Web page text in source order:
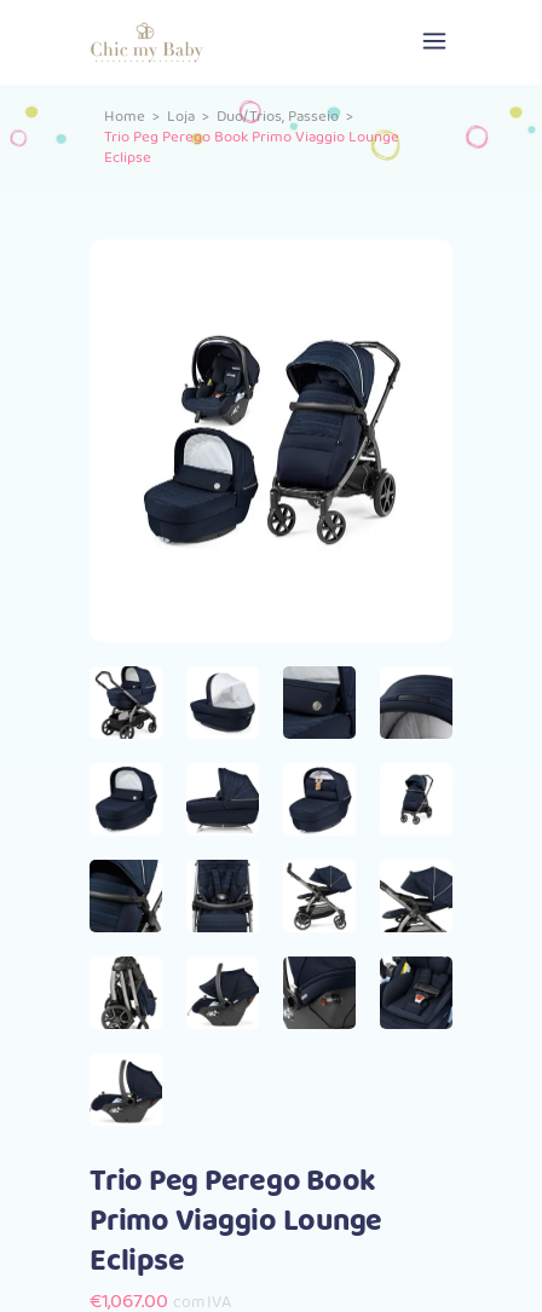
Home > Loja > Duo/Trios,Passeio>
Trio Peg Perego Book Primo Viaggio Lounge
Eclipse
Trio Peg Perego Book
Primo Viaggio Lounge
Eclipse
€1,067.00 com IVA